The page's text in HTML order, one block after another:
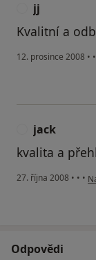
jj
Kvalitní a
12. prosince 2008 • •
jack
kvalita a
27. října 2008 • • •
Odpovědi